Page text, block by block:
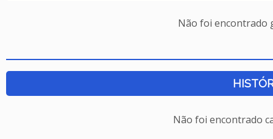
Não foi encontrado
Não foi encontrado